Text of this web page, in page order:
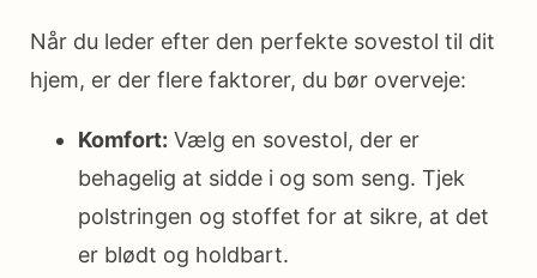
Når du leder efter den perfekte sovestol til dit
hjem, er der flere faktorer, du bør overveje:
Komfort: Vælg en sovestol, der er
behagelig at sidde i og som seng. Tjek
polstringen og stoffet for at sikre, at det
er blødt og holdbart.